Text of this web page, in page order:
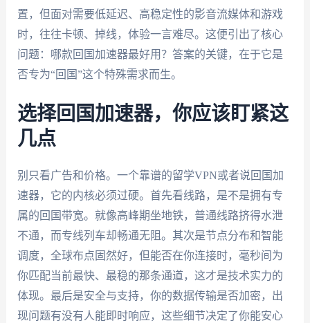
置，但面对需要低延迟、高稳定性的影音流媒体和游戏
时，往往卡顿、掉线，体验一言难尽。这便引出了核心
问题：哪款回国加速器最好用？答案的关键，在于它是
否专为“回国”这个特殊需求而生。
选择回国加速器，你应该盯紧这
几点
别只看广告和价格。一个靠谱的留学VPN或者说回国加
速器，它的内核必须过硬。首先看线路，是不是拥有专
属的回国带宽。就像高峰期坐地铁，普通线路挤得水泄
不通，而专线列车却畅通无阻。其次是节点分布和智能
调度，全球布点固然好，但能否在你连接时，毫秒间为
你匹配当前最快、最稳的那条通道，这才是技术实力的
体现。最后是安全与支持，你的数据传输是否加密，出
现问题有没有人能即时响应，这些细节决定了你能安心